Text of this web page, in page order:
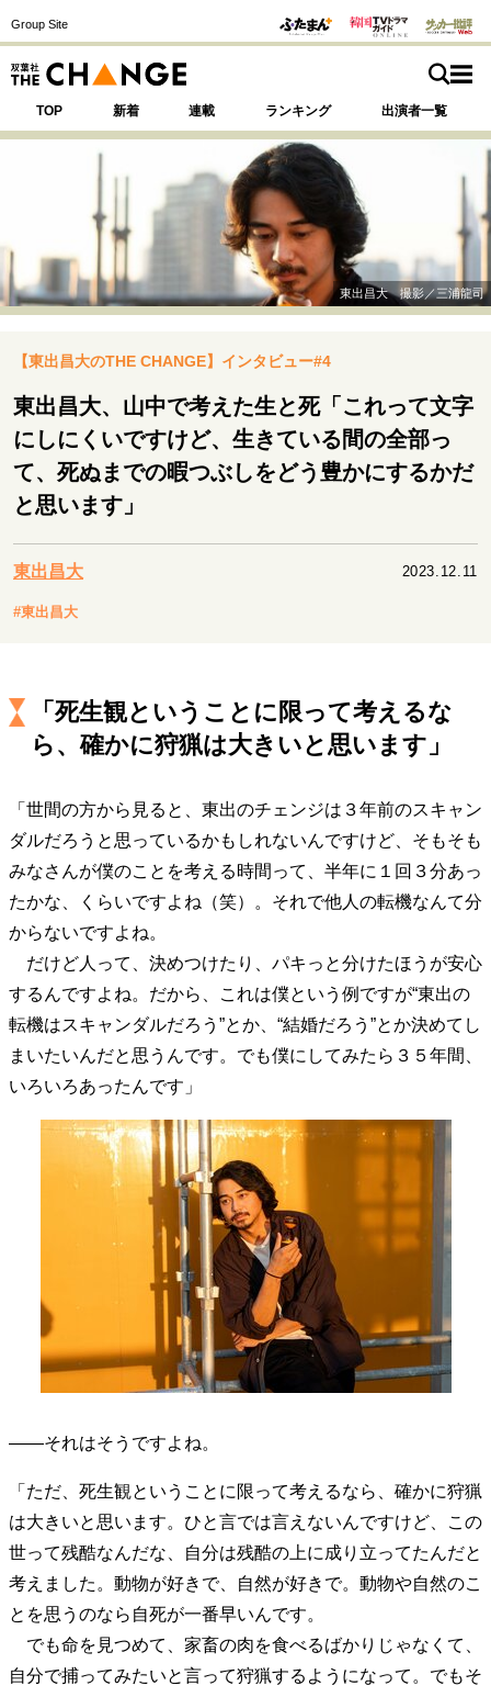
Group Site
TOP 新着 連載 ランキング 出演者一覧
注目の記事テーマで探す
運命を変えた出会い 決断の裏側
表現者の葛藤
人生が動いた日 10代の挫折と原点
キャリア・働き方
大人の学び直し
リーダーの流儀 変革の原動力
次世代へのバトン
トップが描く未来
マインドセット
一流のルーティン
忘れられない言葉
10代・20代の土台
ライフスタイル・生き方
40代からの景色 50代のリアル
美しさの哲学
パートナーとの歩み方
親になるということ
病が教えてくれたこと
移住という選択
熱狂できるもの
70代のグランドデザイン
社会・カルチャー・マネー
地域とつながる/お金との付き合い方
東出昌大 撮影／三浦龍司
【東出昌大のTHE CHANGE】インタビュー#4
東出昌大、山中で考えた生と死「これって文字
にしにくいですけど、生きている間の全部っ
て、死ぬまでの暇つぶしをどう豊かにするかだ
と思います」
東出昌大 2023.12.11
#東出昌大
「死生観ということに限って考えるな
ら、確かに狩猟は大きいと思います」
「世間の方から見ると、東出のチェンジは３年前のスキャン
ダルだろうと思っているかもしれないんですけど、そもそも
みなさんが僕のことを考える時間って、半年に１回３分あっ
たかな、くらいですよね（笑）。それで他人の転機なんて分
からないですよね。
だけど人って、決めつけたり、パキっと分けたほうが安心
するんですよね。だから、これは僕という例ですが“東出の
転機はスキャンダルだろう”とか、“結婚だろう”とか決めてし
まいたいんだと思うんです。でも僕にしてみたら３５年間、
いろいろあったんです」
――それはそうですよね。
「ただ、死生観ということに限って考えるなら、確かに狩猟
は大きいと思います。ひと言では言えないんですけど、この
世って残酷なんだな、自分は残酷の上に成り立ってたんだと
考えました。動物が好きで、自然が好きで。動物や自然のこ
とを思うのなら自死が一番早いんです。
でも命を見つめて、家畜の肉を食べるばかりじゃなくて、
自分で捕ってみたいと言って狩猟するようになって。でもそ